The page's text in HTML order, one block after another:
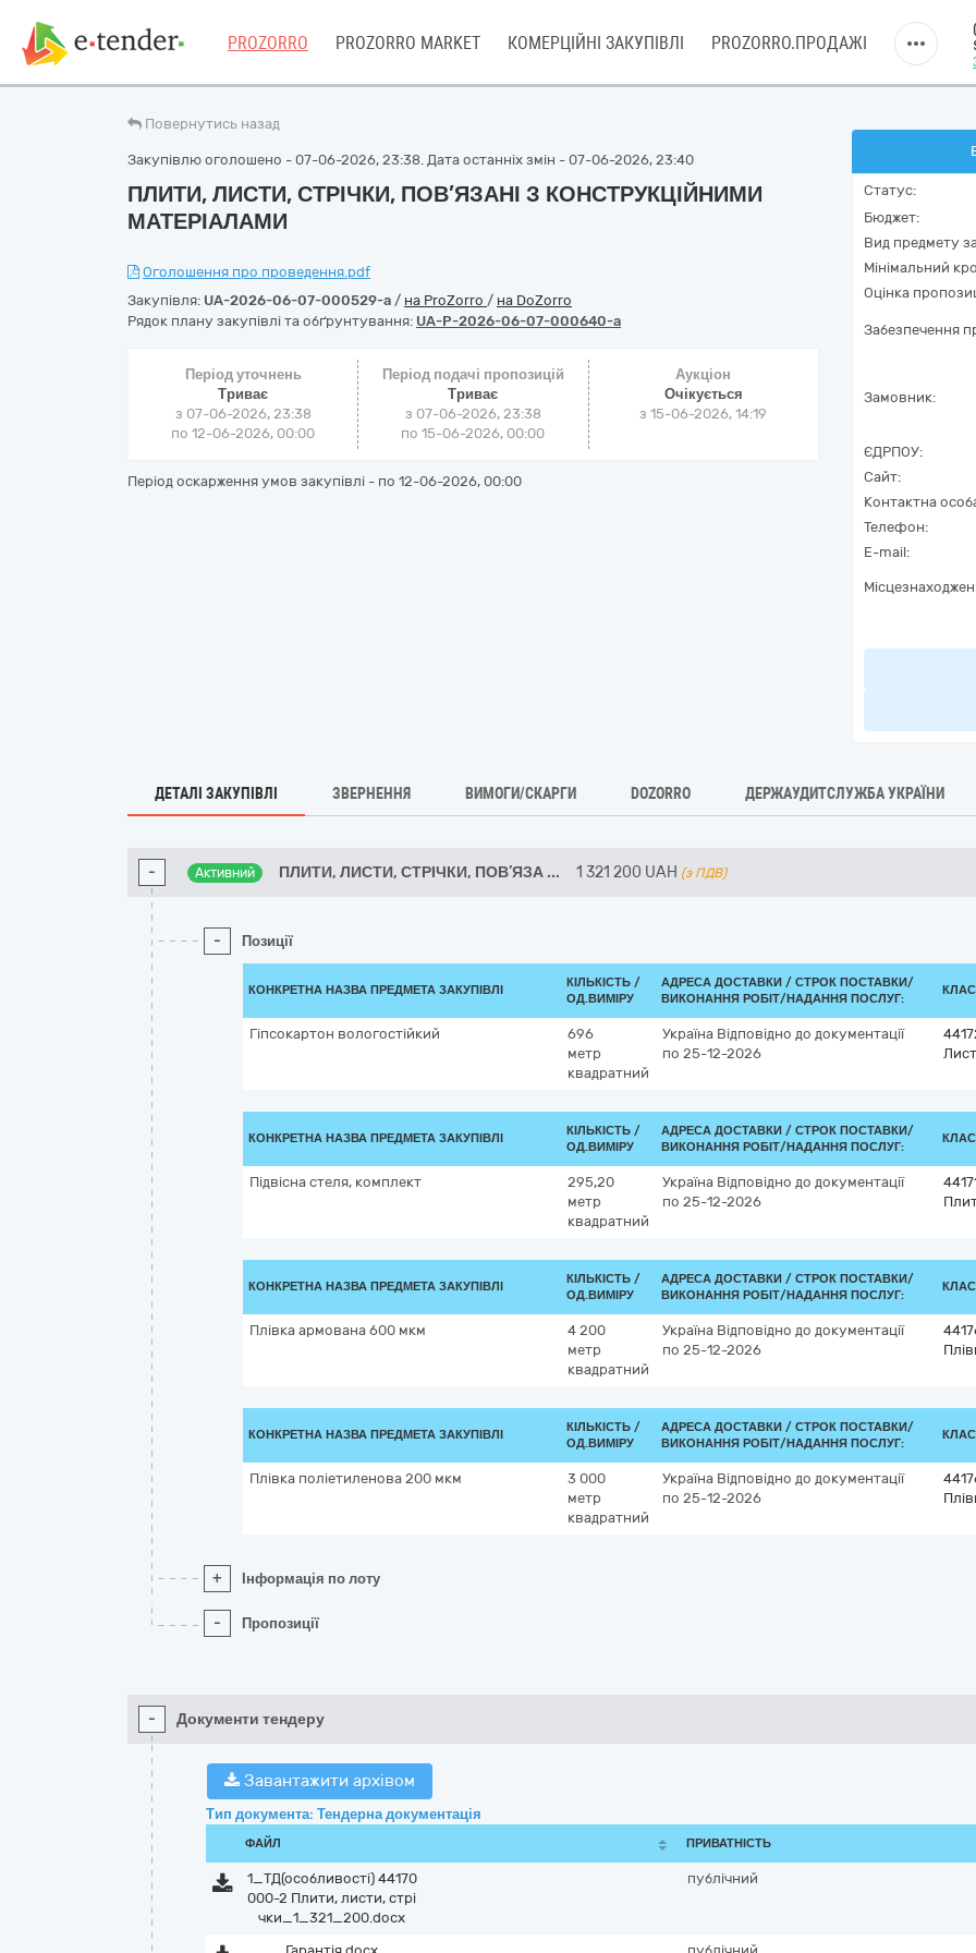
PROZORRO PROZORRO MARKET КОМЕРЦІЙНІ ЗАКУПІВЛІ PROZORRO.ПРОДАЖІ
Повернутись назад
Закупівлю оголошено - 07-06-2026, 23:38. Дата останніх змін - 07-06-2026, 23:40
ПЛИТИ, ЛИСТИ, СТРІЧКИ, ПОВ’ЯЗАНІ З КОНСТРУКЦІЙНИМИ
МАТЕРІАЛАМИ
Оголошення про проведення.pdf
Закупівля: UA-2026-06-07-000529-a / на ProZorro / на DoZorro
Рядок плану закупівлі та обґрунтування: UA-P-2026-06-07-000640-a
Період уточнень
Триває
з 07-06-2026, 23:38
по 12-06-2026, 00:00
Період подачі пропозицій
Триває
з 07-06-2026, 23:38
по 15-06-2026, 00:00
Аукціон
Очікується
з15-06-2026, 14:19
Період оскарження умов закупівлі - по 12-06-2026, 00:00
Статус:
Бюджет:
Вид предмету
Мінімальний
Оцінка
Забезпечення
Замовник:
ЄДРПОУ:
Сайт:
Контактна
Телефон:
E-mail:
ДЕТАЛІ ЗАКУПІВЛІ ЗВЕРНЕННЯ ВИМОГИ/СКАРГИ DOZORRO ДЕРЖАУДИТСЛУЖБА УКРАЇНИ
- Активний ПЛИТИ, ЛИСТИ, СТРІЧКИ, ПОВ’ЯЗА ... 1 321 200 UAH (з ПДВ)
- Позиції
КОНКРЕТНА НАЗВА ПРЕДМЕТА ЗАКУПІВЛІ
КІЛЬКІСТЬ /
ОД.ВИМІРУ
АДРЕСА ДОСТАВКИ / СТРОК ПОСТАВКИ/
ВИКОНАННЯ РОБІТ/НАДАННЯ ПОСЛУГ:
Гіпсокартон вологостійкий
696
метр
квадратний
Україна Відповідно до документації
по 25-12-2026
КОНКРЕТНА НАЗВА ПРЕДМЕТА ЗАКУПІВЛІ
КІЛЬКІСТЬ /
ОД.ВИМІРУ
АДРЕСА ДОСТАВКИ / СТРОК ПОСТАВКИ/
ВИКОНАННЯ РОБІТ/НАДАННЯ ПОСЛУГ:
Підвісна стеля, комплект
295,20
метр
квадратний
Україна Відповідно до документації
по 25-12-2026
КОНКРЕТНА НАЗВА ПРЕДМЕТА ЗАКУПІВЛІ
КІЛЬКІСТЬ /
ОД.ВИМІРУ
АДРЕСА ДОСТАВКИ / СТРОК ПОСТАВКИ/
ВИКОНАННЯ РОБІТ/НАДАННЯ ПОСЛУГ:
Плівка армована 600 мкм
4 200
метр
квадратний
Україна Відповідно до документації
по 25-12-2026
КОНКРЕТНА НАЗВА ПРЕДМЕТА ЗАКУПІВЛІ
КІЛЬКІСТЬ /
ОД.ВИМІРУ
АДРЕСА ДОСТАВКИ / СТРОК ПОСТАВКИ/
ВИКОНАННЯ РОБІТ/НАДАННЯ ПОСЛУГ:
Плівка поліетиленова 200 мкм
3 000
метр
квадратний
Україна Відповідно до документації
по 25-12-2026
+ Інформація по лоту
- Пропозиції
- Документи тендеру
Завантажити архівом
Тип документа: Тендерна документація
ФАЙЛ ПРИВАТНІСТЬ
1_ТД(особливості) 44170
000-2 Плити, листи, стрі
чки_1_321_200.docx
публічний